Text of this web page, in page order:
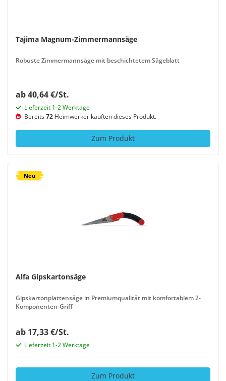
Tajima Magnum-Zimmermannsäge
Robuste Zimmermannsäge mit beschichtetem Sägeblatt
ab 40,64 €/St.
Lieferzeit 1-2 Werktage
Bereits72 Heimwerker kauften dieses Produkt.
Zum Produkt
Neu
Alfa Gipskartonsäge
Gipskartonplattensäge in Premiumqualität mit komfortablem 2-
Komponenten-Griff
ab 17,33 €/St.
Lieferzeit 1-2 Werktage
Zum Produkt